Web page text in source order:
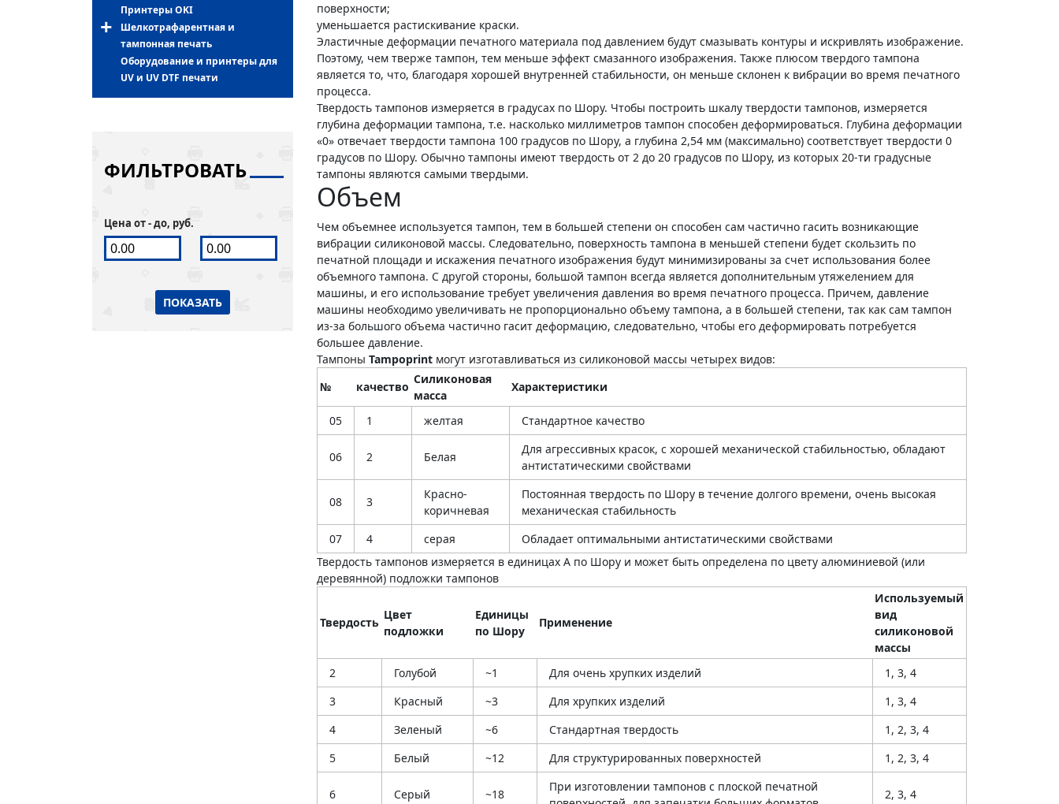
Принтеры OKI
Шелкотрафарентная и
тампонная печать
Оборудование и принтеры для
UV и UV DTF печати
ФИЛЬТРОВАТЬ
Цена от - до, руб.
ПОКАЗАТЬ
поверхности;
уменьшается растискивание краски.
Эластичные деформации печатного материала под давлением будут смазывать контуры и искривлять изображение.
Поэтому, чем тверже тампон, тем меньше эффект смазанного изображения. Также плюсом твердого тампона
является то, что, благодаря хорошей внутренней стабильности, он меньше склонен к вибрации во время печатного
процесса.
Твердость тампонов измеряется в градусах по Шору. Чтобы построить шкалу твердости тампонов, измеряется
глубина деформации тампона, т.е. насколько миллиметров тампон способен деформироваться. Глубина деформации
«0» отвечает твердости тампона 100 градусов по Шору, а глубина 2,54 мм (максимально) соответствует твердости 0
градусов по Шору. Обычно тампоны имеют твердость от 2 до 20 градусов по Шору, из которых 20-ти градусные
тампоны являются самыми твердыми.
Объем
Чем объемнее используется тампон, тем в большей степени он способен сам частично гасить возникающие
вибрации силиконовой массы. Следовательно, поверхность тампона в меньшей степени будет скользить по
печатной площади и искажения печатного изображения будут минимизированы за счет использования более
объемного тампона. С другой стороны, большой тампон всегда является дополнительным утяжелением для
машины, и его использование требует увеличения давления во время печатного процесса. Причем, давление
машины необходимо увеличивать не пропорционально объему тампона, а в большей степени, так как сам тампон
из-за большого объема частично гасит деформацию, следовательно, чтобы его деформировать потребуется
большее давление.
Тампоны Tampoprint могут изготавливаться из силиконовой массы четырех видов:
№
качество
Силиконовая
масса
Характеристики
05 1 желтая Стандартное качество
06 2 Белая
Для агрессивных красок, с хорошей механической стабильностью, обладают
антистатическими свойствами
08 3
Красно-
коричневая
Постоянная твердость по Шору в течение долгого времени, очень высокая
механическая стабильность
07
4 серая
Обладает оптимальными антистатическими свойствами
Твердость тампонов измеряется в единицах А по Шору и может быть определена по цвету алюминиевой (или
деревянной) подложки тампонов
Твердость
Цвет
подложки
Единицы
по Шору
Применение
Используемый
вид
силиконовой
массы
2
Голубой ~1 Для очень хрупких изделий
1, 3, 4
3
Красный ~3 Для хрупких изделий
1, 3, 4
4
Зеленый ~6 Стандартная твердость
1, 2, 3, 4
5
Белый ~12 Для структурированных поверхностей 1, 2, 3, 4
6 Серый ~18
При изготовлении тампонов с плоской печатной
2, 3, 4